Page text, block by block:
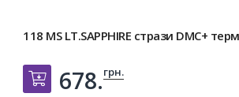
118 MS LT.SAPPHIRE стрази DMC+
Добавить в корзину
678.грн.